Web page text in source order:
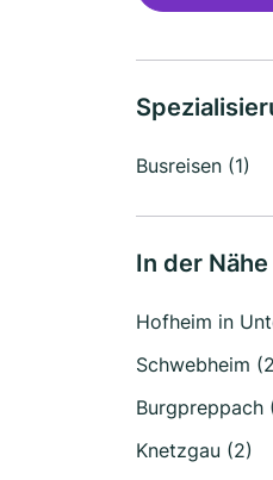
Busreisen (1)
In der Nähe
Hofheim in
Schwebheim
Burgpreppach
Knetzgau (2)